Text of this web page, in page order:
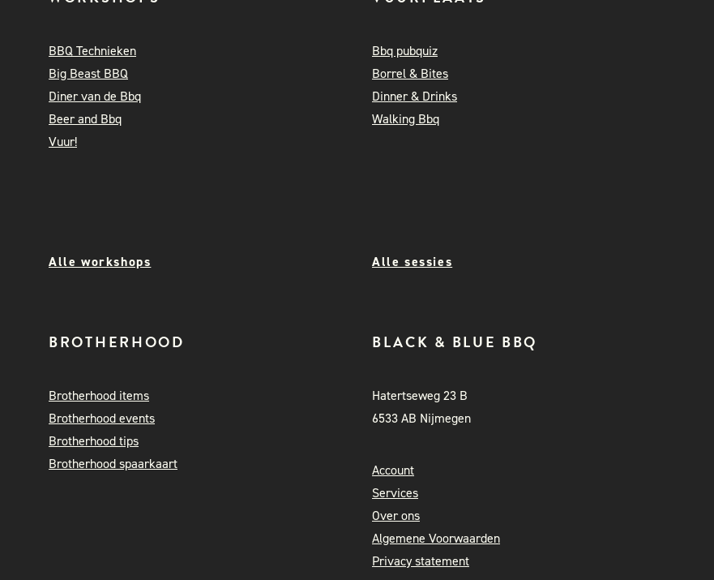
BBQ Technieken
Big Beast BBQ
Diner van de Bbq
Beer and Bbq
Vuur!
Bbq pubquiz
Borrel & Bites
Dinner & Drinks
Walking Bbq
Alle workshops Alle sessies
BROTHERHOOD
Brotherhood items
Brotherhood events
Brotherhood tips
Brotherhood spaarkaart
BLACK & BLUE BBQ
Hatertseweg 23 B
6533 AB Nijmegen
Account
Services
Over ons
Algemene Voorwaarden
Privacy statement